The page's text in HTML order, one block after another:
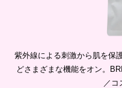
紫外線による刺激から肌を保
どさまざまな機能をオン。
／コ